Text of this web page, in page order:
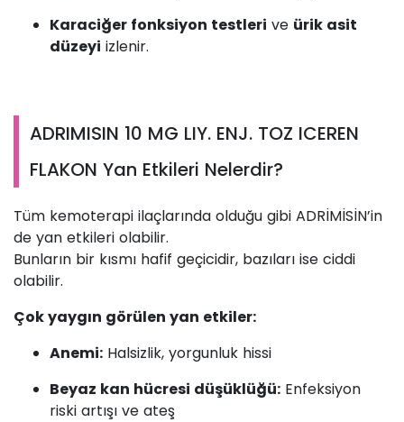
Karaciğer fonksiyon testleri ve ürik asit
düzeyi izlenir.
ADRIMISIN 10 MG LIY. ENJ. TOZ ICEREN
FLAKON Yan Etkileri Nelerdir?
Tüm kemoterapi ilaçlarında olduğu gibi ADRİMİSİN’in
de yan etkileri olabilir.
Bunların bir kısmı hafif geçicidir, bazıları ise ciddi
olabilir.
Çok yaygın görülen yan etkiler:
Anemi: Halsizlik, yorgunluk hissi
Beyaz kan hücresi düşüklüğü: Enfeksiyon
riski artışı ve ateş